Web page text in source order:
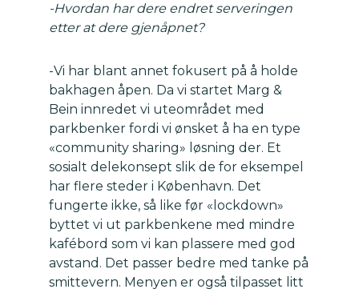
-Hvordan har dere endret serveringen
etter at dere gjenåpnet?
-Vi har blant annet fokusert på å holde
bakhagen åpen. Da vi startet Marg &
Bein innredet vi uteområdet med
parkbenker fordi vi ønsket å ha en type
«community sharing» løsning der. Et
sosialt delekonsept slik de for eksempel
har flere steder i København. Det
fungerte ikke, så like før «lockdown»
byttet vi ut parkbenkene med mindre
kafébord som vi kan plassere med god
avstand. Det passer bedre med tanke på
smittevern. Menyen er også tilpasset litt